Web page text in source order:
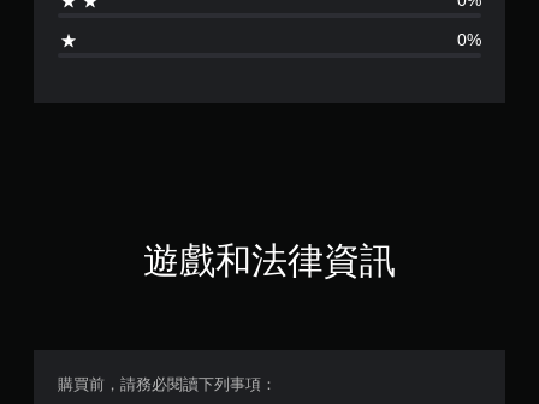
0%
遊戲和法律資訊
購買前，請務必閱讀下列事項：